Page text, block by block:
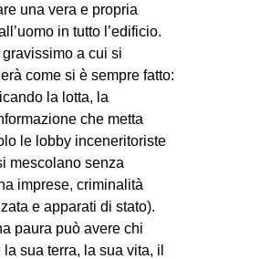
una vera e propria
in tutto l’edificio.
gravissimo a cui si
come si è sempre fatto:
la lotta, la
che metta
le lobby inceneritoriste
mescolano senza
imprese, criminalità
e apparati di stato).
paura può avere chi
sua terra, la sua vita, il